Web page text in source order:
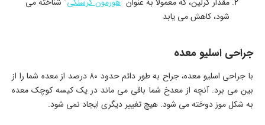
شود، کاهش می یابد
جراحی اسلیو معده
با جراحی اسلیو معده، جراح به طور دائم حدود 80 درصد از معده شما را از
بین می برد. آنچه از معدخ شما باقی می ماند در یک کیسه کوچک معده
به شکل موز دوخته می شود. هیچ تغییر دیگری ایجاد نمی شود.